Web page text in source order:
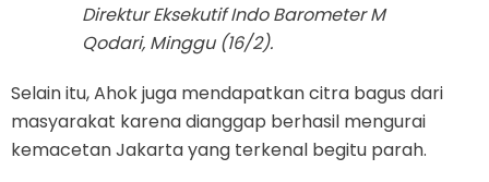
Direktur Eksekutif Indo Barometer M
Qodari, Minggu (16/2).
Selain itu, Ahok juga mendapatkan citra bagus dari
masyarakat karena dianggap berhasil mengurai
kemacetan Jakarta yang terkenal begitu parah.